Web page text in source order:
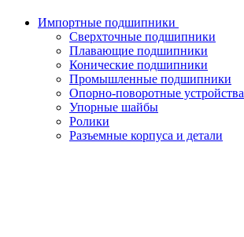
Импортные подшипники
Сверхточные подшипники
Плавающие подшипники
Конические подшипники
Промышленные подшипники
Опорно-поворотные устройства
Упорные шайбы
Ролики
Разъемные корпуса и детали